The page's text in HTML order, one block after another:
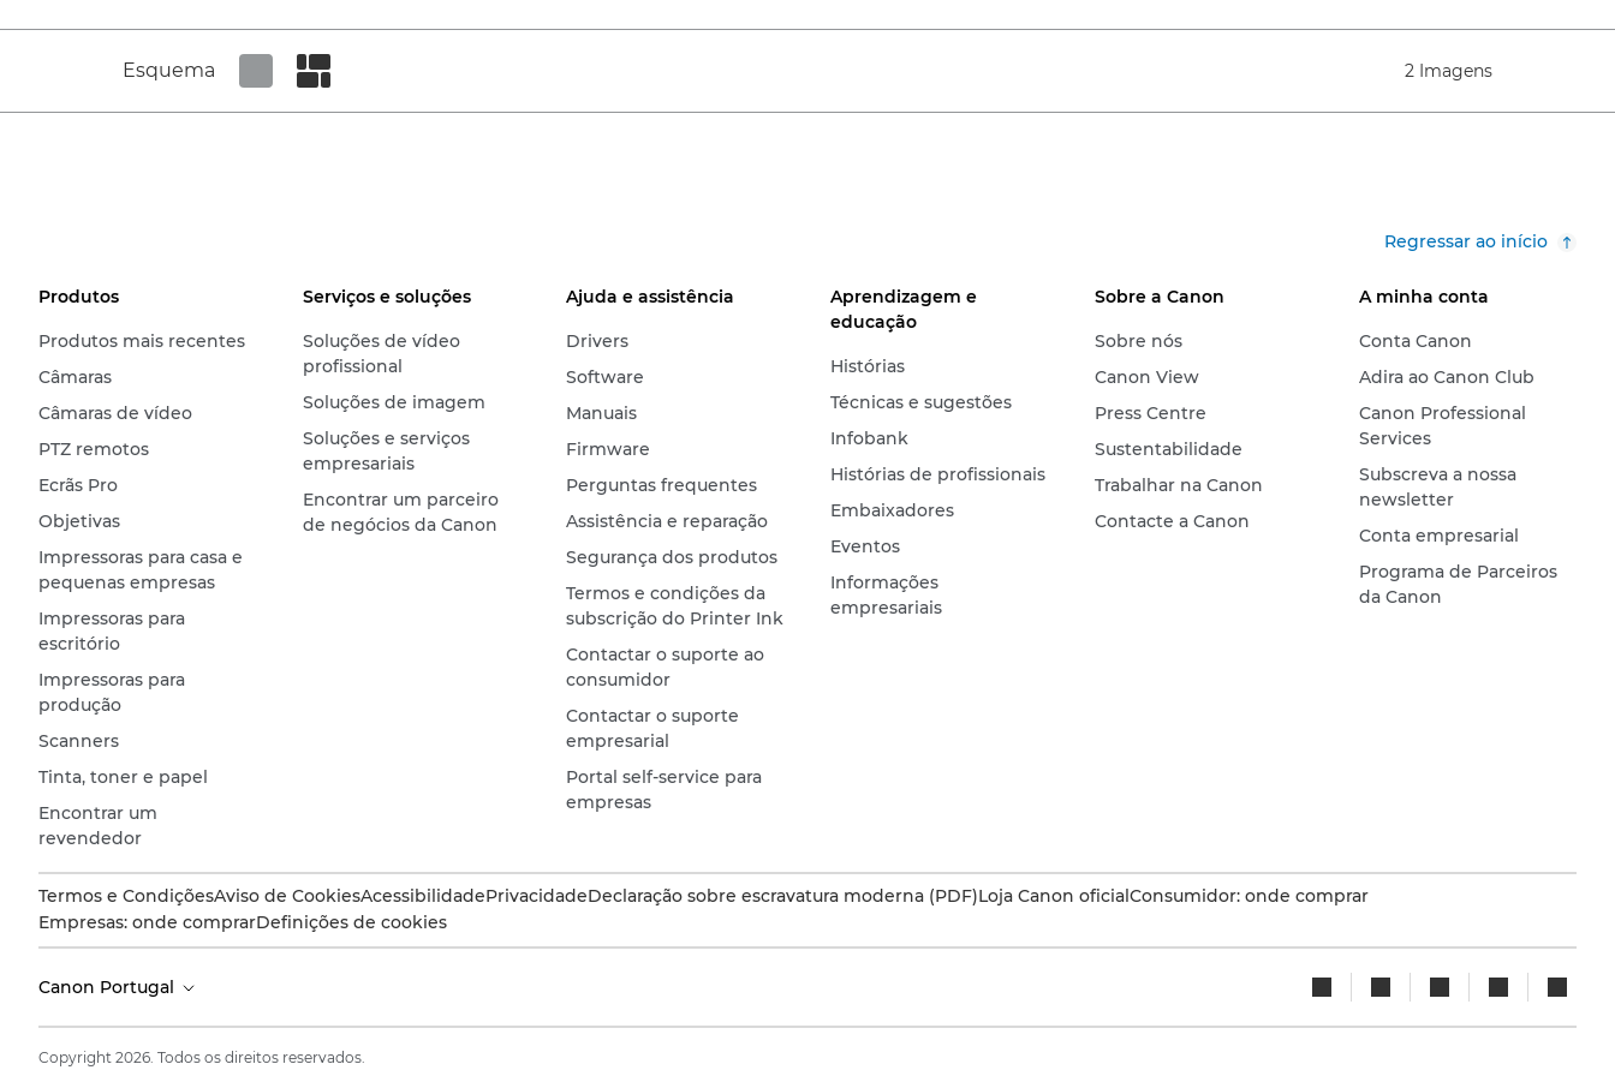
Esquema 2 Imagens
Regressar ao início
Produtos
Produtos mais recentes
Câmaras
Câmaras de vídeo
PTZ remotos
Ecrãs Pro
Objetivas
Impressoras para casa e
pequenas empresas
Impressoras para
escritório
Impressoras para
produção
Scanners
Tinta, toner e papel
Encontrar um
revendedor
Serviços e soluções
Soluções de vídeo
profissional
Soluções de imagem
Soluções e serviços
empresariais
Encontrar um parceiro
de negócios da Canon
Ajuda e assistência
Drivers
Software
Manuais
Firmware
Perguntas frequentes
Assistência e reparação
Segurança dos produtos
Termos e condições da
subscrição do Printer Ink
Contactar o suporte ao
consumidor
Contactar o suporte
empresarial
Portal self-service para
empresas
Aprendizagem e
educação
Histórias
Técnicas e sugestões
Infobank
Histórias de profissionais
Embaixadores
Eventos
Informações
empresariais
Sobre a Canon
Sobre nós
Canon View
Press Centre
Sustentabilidade
Trabalhar na Canon
Contacte a Canon
A minha conta
Conta Canon
Adira ao Canon Club
Canon Professional
Services
Subscreva a nossa
newsletter
Conta empresarial
Programa de Parceiros
da Canon
Termos e CondiçõesAviso de CookiesAcessibilidadePrivacidadeDeclaração sobre escravatura moderna (PDF)Loja Canon oficialConsumidor: onde comprar
Empresas: onde comprarDefinições de cookies
Canon Portugal
Copyright 2026. Todos os direitos reservados.